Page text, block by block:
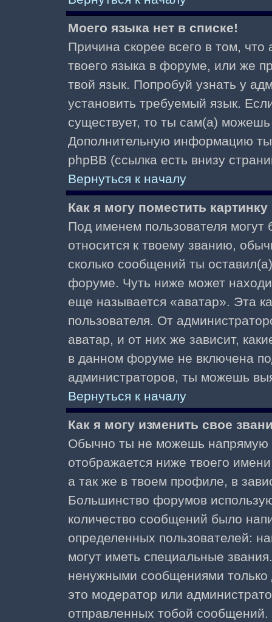
Моего языка нет в списке!
Причина скорее всего в том,
твоего языка в форуме, или же
твой язык. Попробуй узнать у
установить требуемый язык.
существует, то ты сам(а)
Дополнительную информацию
phpBB (ссылка есть внизу
Вернуться к началу
Как я могу поместить
Под именем пользователя могут
относится к твоему званию,
сколько сообщений ты
форуме. Чуть ниже может
еще называется «аватар». Эта
пользователя. От
аватар, и от них же зависит,
в данном форуме не включена
администраторов, ты можешь
Вернуться к началу
Как я могу изменить свое
Обычно ты не можешь напрямую
отображается ниже твоего
а так же в твоем профиле, в
Большинство форумов
количество сообщений было
определенных пользователей:
могут иметь специальные
ненужными сообщениями только
это модератор или
отправленных тобой сообщений.